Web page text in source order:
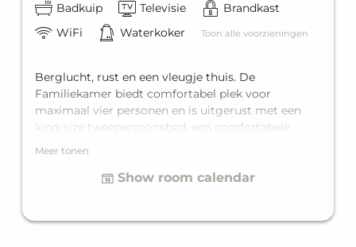
Badkuip Televisie
Brandkast
WiFi
Waterkoker Toon alle voorzieningen
Berglucht, rust en een vleugje thuis. De
Familiekamer biedt comfortabel plek voor
maximaal vier personen en is uitgerust met een
king-size tweepersoonsbed, een comfortabele
slaapbank voor twee personen in de woonruimte,
Meer tonen
Show room calendar